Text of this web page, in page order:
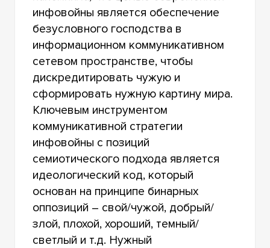
инфовойны является обеспечение
безусловного господства в
информационном коммуникативном
сетевом пространстве, чтобы
дискредитировать чужую и
сформировать нужную картину мира.
Ключевым инструментом
коммуникативной стратегии
инфовойны с позиций
семиотического подхода является
идеологический код, который
основан на принципе бинарных
оппозиций – свой/чужой, добрый/
злой, плохой, хороший, темный/
светлый и т.д. Нужный